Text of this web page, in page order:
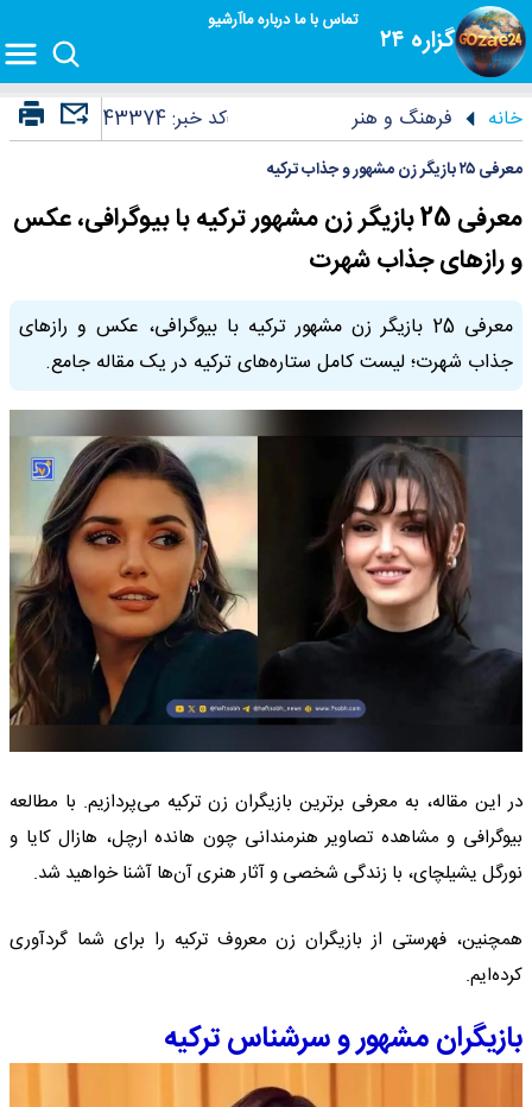
گزاره ۲۴
تماس با مادرباره ماآرشیو
خانه فرهنگ و هنر کد خبر:43374
معرفی ۲۵ بازیگر زن مشهور و جذاب ترکیه
معرفی 25 بازیگر زن مشهور ترکیه با بیوگرافی، عکس
و رازهای جذاب شهرت
معرفی 25 بازیگر زن مشهور ترکیه با بیوگرافی، عکس و رازهای
جذاب شهرت؛ لیست کامل ستاره‌های ترکیه در یک مقاله جامع.
در این مقاله، به معرفی برترین بازیگران زن ترکیه می‌پردازیم. با مطالعه
بیوگرافی و مشاهده تصاویر هنرمندانی چون هانده ارچل، هازال کایا و
نورگل یشیلچای، با زندگی شخصی و آثار هنری آن‌ها آشنا خواهید شد.
همچنین، فهرستی از بازیگران زن معروف ترکیه را برای شما گردآوری
کرده‌ایم.
بازیگران مشهور و سرشناس ترکیه